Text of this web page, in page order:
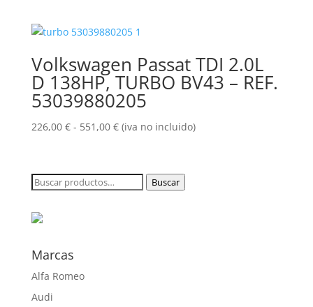
desde
hasta
469,60 €
Volkswagen Passat TDI 2.0L
D 138HP, TURBO BV43 – REF.
53039880205
226,00 € - 551,00 €Rango
desde
226,00 €
(iva no incluido)
Buscar
Buscar
Marcas
Alfa Romeo
Audi